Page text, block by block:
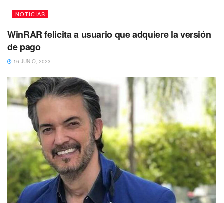
NOTICIAS
WinRAR felicita a usuario que adquiere la versión
de pago
16 JUNIO, 2023